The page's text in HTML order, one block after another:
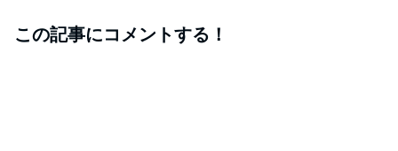
この記事にコメントする！